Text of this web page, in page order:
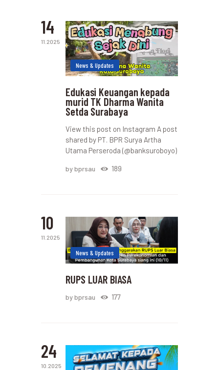
14
11.2025
News & Updates
Edukasi Keuangan kepada
murid TK Dharma Wanita
Setda Surabaya
View this post on Instagram A post
shared by PT. BPR Surya Artha
Utama Perseroda (@banksuroboyo)
by bprsau 189
10
11.2025
News & Updates
RUPS LUAR BIASA
by bprsau 177
24
10.2025